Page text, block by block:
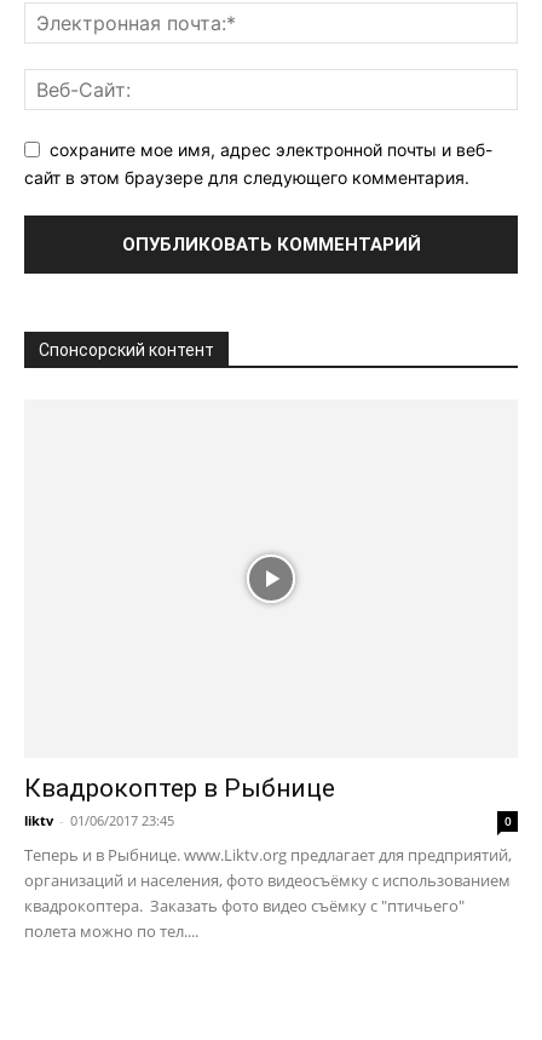
сохраните мое имя, адрес электронной почты и веб-
сайт в этом браузере для следующего комментария.
Спонсорский контент
Квадрокоптер в Рыбнице
liktv - 01/06/2017 23:45 0
Теперь и в Рыбнице. www.Liktv.org предлагает для предприятий,
организаций и населения, фото видеосъёмку с использованием
квадрокоптера. Заказать фото видео съёмку с "птичьего"
полета можно по тел....